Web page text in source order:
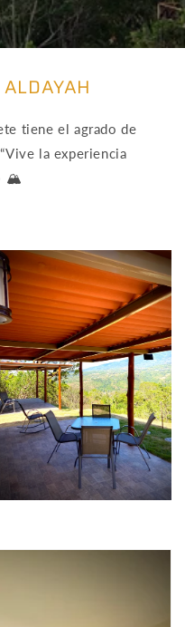
tiene el agrado de
la experiencia
🏔️